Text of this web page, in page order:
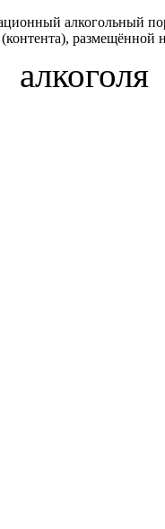
алкогольный
размещённой